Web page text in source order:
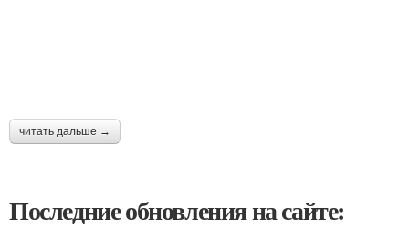
читать дальше →
Последние обновления на сайте: